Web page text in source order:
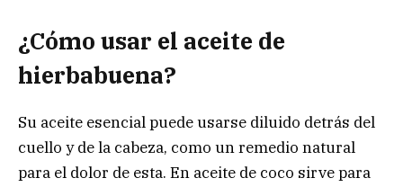
¿Cómo usar el aceite de
hierbabuena?
Su aceite esencial puede usarse diluido detrás del
cuello y de la cabeza, como un remedio natural
para el dolor de esta. En aceite de coco sirve para